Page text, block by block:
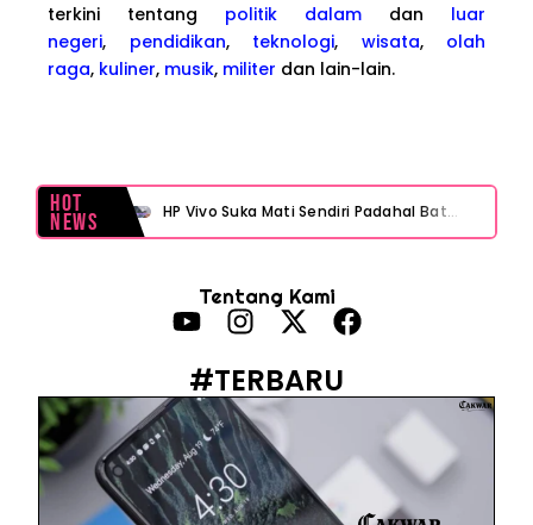
terkini tentang politik dalam dan luar
negeri, pendidikan, teknologi, wisata, olah
raga, kuliner, musik, militer dan lain-lain.
Hot
News HP Vivo Suka Mati Sendiri Padahal Baterai Masih Banyak? Ini 5 Penyebab dan Solusinya!
Febrie Adriansyah Ditahan, Mengapa Tanpa Rompi Pink? Ini Penjelasan dan Faktanya
Tentang Kami
#TERBARU